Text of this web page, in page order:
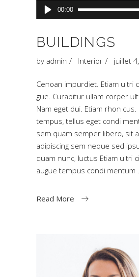
Lecteur
audio
00:00
BUILDINGS
by admin Interior juillet
Cenoan impurdiet. Etiam ultri
gue. Curabitur ullam corper
Nam eget dui. Etiam rhon cus.
tempus, tellus eget condi
sem quam semper libero, sit
adipiscing sem neque sed
quam nunc, luctus Etiam ultri
augue tempus condi mentum
Read More